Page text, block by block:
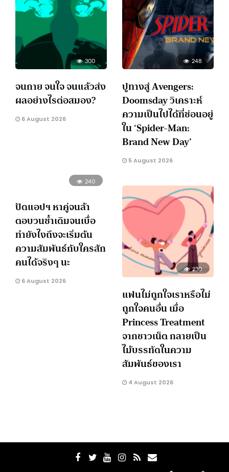
300
จนกาย จนใจ จนแล้วส่ง
ผลอย่างไรต่อสมอง?
6 August 2026
248
ปูทางสู่ Avengers:
Doomsday วิเคราะห์
ความเป็นไปได้ที่ซ่อนอยู่
ใน ‘Spider-Man:
Brand New Day’
5 August 2026
240
ปัดแอปฯ หาคู่จนล้า
ตอบวนซ้ำเดิมจนเบื่อ
ทำยังไงถึงจะเริ่มต้น
ความสัมพันธ์กับใครสัก
คนได้จริงๆ นะ
6 August 2026
230
แฟนไม่ถูกใจเราหรือไม่
ถูกใจคนอื่น เมื่อ
Princess Treatment
จากชาวเน็ต กลายเป็น
ไม้บรรทัดในความ
สัมพันธ์ของเรา
4 August 2026